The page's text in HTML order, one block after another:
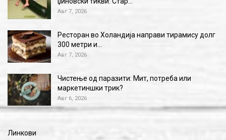
Авг 7, 2026
Ресторан во Холандија направи тирамису долг
300 метри и…
Авг 7, 2026
Чистење од паразити: Мит, потреба или
маркетиншки трик?
Авг 6, 2026
Линкови